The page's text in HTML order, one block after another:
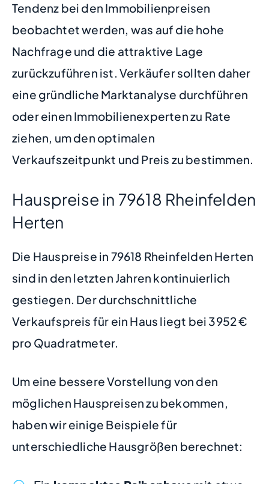
Tendenz bei den Immobilienpreisen
beobachtet werden, was auf die hohe
Nachfrage und die attraktive Lage
zurückzuführen ist. Verkäufer sollten daher
eine gründliche Marktanalyse durchführen
oder einen Immobilienexperten zu Rate
ziehen, um den optimalen
Verkaufszeitpunkt und Preis zu bestimmen.
Hauspreise in 79618 Rheinfelden
Herten
Die Hauspreise in 79618 Rheinfelden Herten
sind in den letzten Jahren kontinuierlich
gestiegen. Der durchschnittliche
Verkaufspreis für ein Haus liegt bei 3952 €
pro Quadratmeter.
Um eine bessere Vorstellung von den
möglichen Hauspreisen zu bekommen,
haben wir einige Beispiele für
unterschiedliche Hausgrößen berechnet: